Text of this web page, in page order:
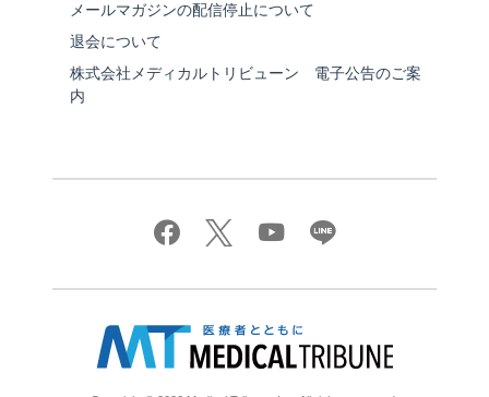
メールマガジンの配信停止について
退会について
株式会社メディカルトリビューン 電子公告のご案
内